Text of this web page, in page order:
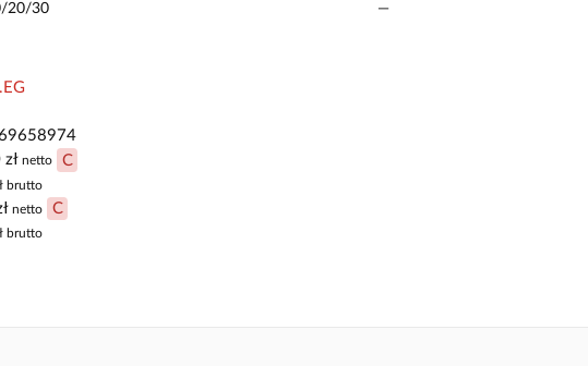
20/30 —
netto C
brutto
netto C
brutto